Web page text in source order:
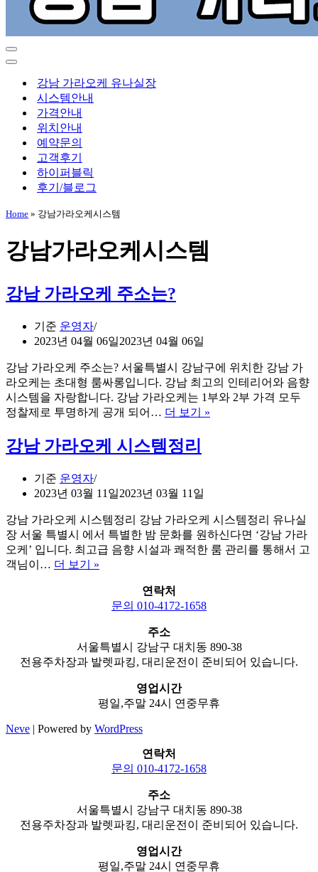
내
비
내
강남 가라오케 유나실장
시스템안내
가격안내
위치안내
예약문의
고객후기
하이퍼블릭
후기/블로그
Home » 강남가라오케시스템
강남가라오케시스템
강남 가라오케 주소는?
기준 운영자
2023년 04월 06일2023년 04월 06일
강남 가라오케 주소는? 서울특별시 강남구에 위치한 강남 가
라오케는 초대형 룸싸롱입니다. 강남 최고의 인테리어와 음향
시스템을 자랑합니다. 강남 가라오케는 1부와 2부 가격 모두
정찰제로 투명하게 공개 되어… 더 보기 »
소
는?
강남 가라오케 시스템정리
기준 운영자
2023년 03월 11일2023년 03월 11일
강남 가라오케 시스템정리 강남 가라오케 시스템정리 유나실
장 서울 특별시 에서 특별한 밤 문화를 원하신다면 ‘강남 가라
오케’ 입니다. 최고급 음향 시설과 쾌적한 룸 관리를 통해서 고
객님이… 더 보기 »
시
스
정
리
연락처
문의 010-4172-1658
주소
서울특별시 강남구 대치동 890-38
전용주차장과 발렛파킹, 대리운전이 준비되어 있습니다.
영업시간
평일,주말 24시 연중무휴
Neve | Powered by WordPress
연락처
문의 010-4172-1658
주소
서울특별시 강남구 대치동 890-38
전용주차장과 발렛파킹, 대리운전이 준비되어 있습니다.
영업시간
평일,주말 24시 연중무휴